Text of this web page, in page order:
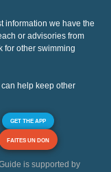
information we have the
or advisories from
for other swimming
help keep other
GET THE APP
FAITES UN DON
is supported by